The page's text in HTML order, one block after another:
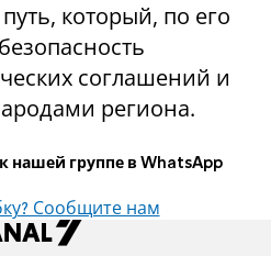
который, по его
соглашений и
региона.
нашей группе в WhatsApp
Сообщите нам